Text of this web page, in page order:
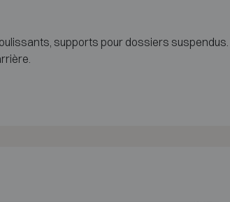
supports pour dossiers suspendus.